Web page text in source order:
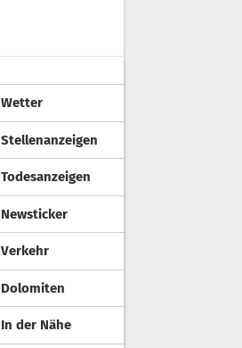
Wetter
Stellenanzeigen
Todesanzeigen
Newsticker
Verkehr
Dolomiten
In der Nähe